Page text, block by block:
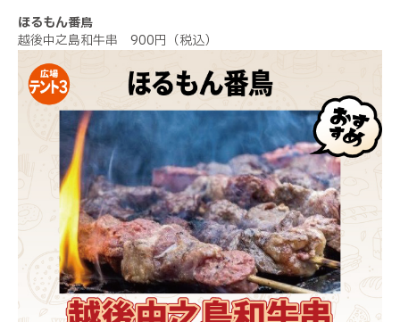
ほるもん番鳥
越後中之島和牛串 900円（税込）